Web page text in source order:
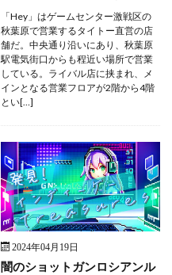
「Hey」はゲームセンター激戦区の
秋葉原で営業するタイトー直営の店
舗だ。中央通り沿いにあり、秋葉原
駅電気街口からも程近い場所で営業
している。ライバル店に挟まれ、メ
インとなる営業フロアが2階から4階
とい[…]
2024年04月19日
闇のショットガンロシアンル